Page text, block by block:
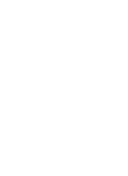
Новые часы-